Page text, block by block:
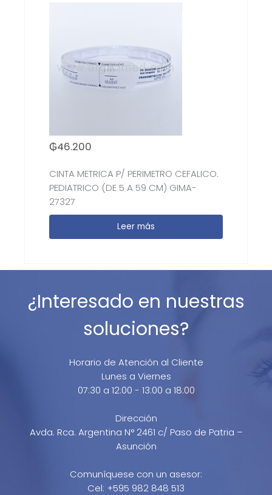
₲46.200
CINTA METRICA P/ PERIMETRO CEFALICO.
PEDIATRICO (DE 5 A 59 CM) GIMA-
27327
Leer más
¿Interesado en nuestras
soluciones?
Horario de Atención al Cliente
Lunes a Viernes
07:30 a 12:00 - 13:00 a 18:00
Dirección
Avda. Rca. Argentina N° 2461 c/ Paso de Patria –
Asunción
Comuníquese con un asesor:
Cel: +595 982 848 513